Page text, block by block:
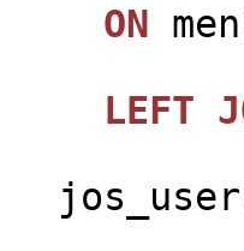
ON
LEFT